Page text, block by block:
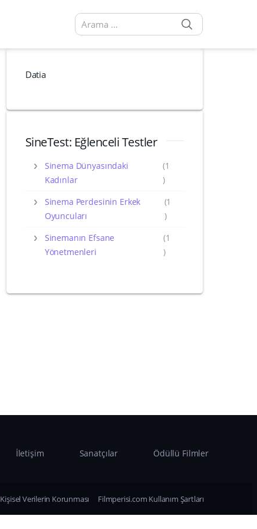
Arama sonuçları:
Datia
SineTest: Eğlenceli Testler
Sinema Dünyasındaki
Kadınlar
(1
)
Sinema Perdesinin Erkek
Oyuncuları
(1
)
Sinemanın Efsane
Yönetmenleri
(1
)
İletişim Sanatçılar Ödüllü Filmler
Kişisel Verilerin Korunması Filmperisi.com Kullanım Şartları